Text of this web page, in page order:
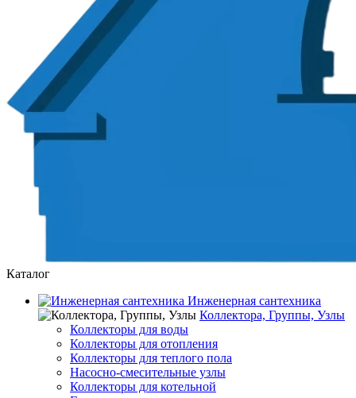
Каталог
Инженерная сантехника
Коллектора, Группы, Узлы
Коллекторы для воды
Коллекторы для отопления
Коллекторы для теплого пола
Насосно-смесительные узлы
Коллекторы для котельной